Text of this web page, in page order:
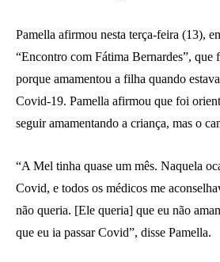
Pamella afirmou nesta terça-feira (13),
“Encontro com Fátima Bernardes”, que
porque amamentou a filha quando
Covid-19. Pamella afirmou que foi
seguir amamentando a criança, mas o
“A Mel tinha quase um mês. Naquela
Covid, e todos os médicos me
não queria. [Ele queria] que eu não
que eu ia passar Covid”, disse Pamella.